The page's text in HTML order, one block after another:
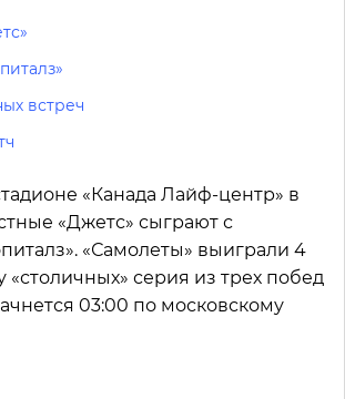
встреч
«Канада Лайф-центр» в
«Джетс» сыграют с
«Самолеты» выиграли 4
«столичных» серия из трех побед
03:00 по московскому